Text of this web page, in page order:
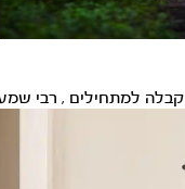
קבלה למתחילים , רבי